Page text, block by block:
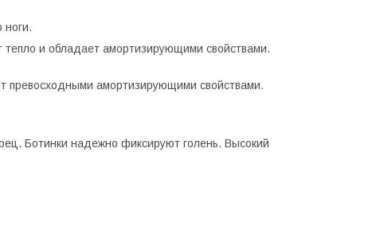
ноги.
тепло и обладает амортизирующими свойствами.
превосходными амортизирующими свойствами.
Ботинки надежно фиксируют голень. Высокий